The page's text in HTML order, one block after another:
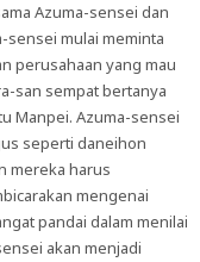
Azuma-sensei dan
sensei mulai meminta
perusahaan yang mau
san sempat bertanya
Manpei. Azuma-sensei
seperti daneihon
mereka harus
mengenai
pandai dalam menilai
akan menjadi